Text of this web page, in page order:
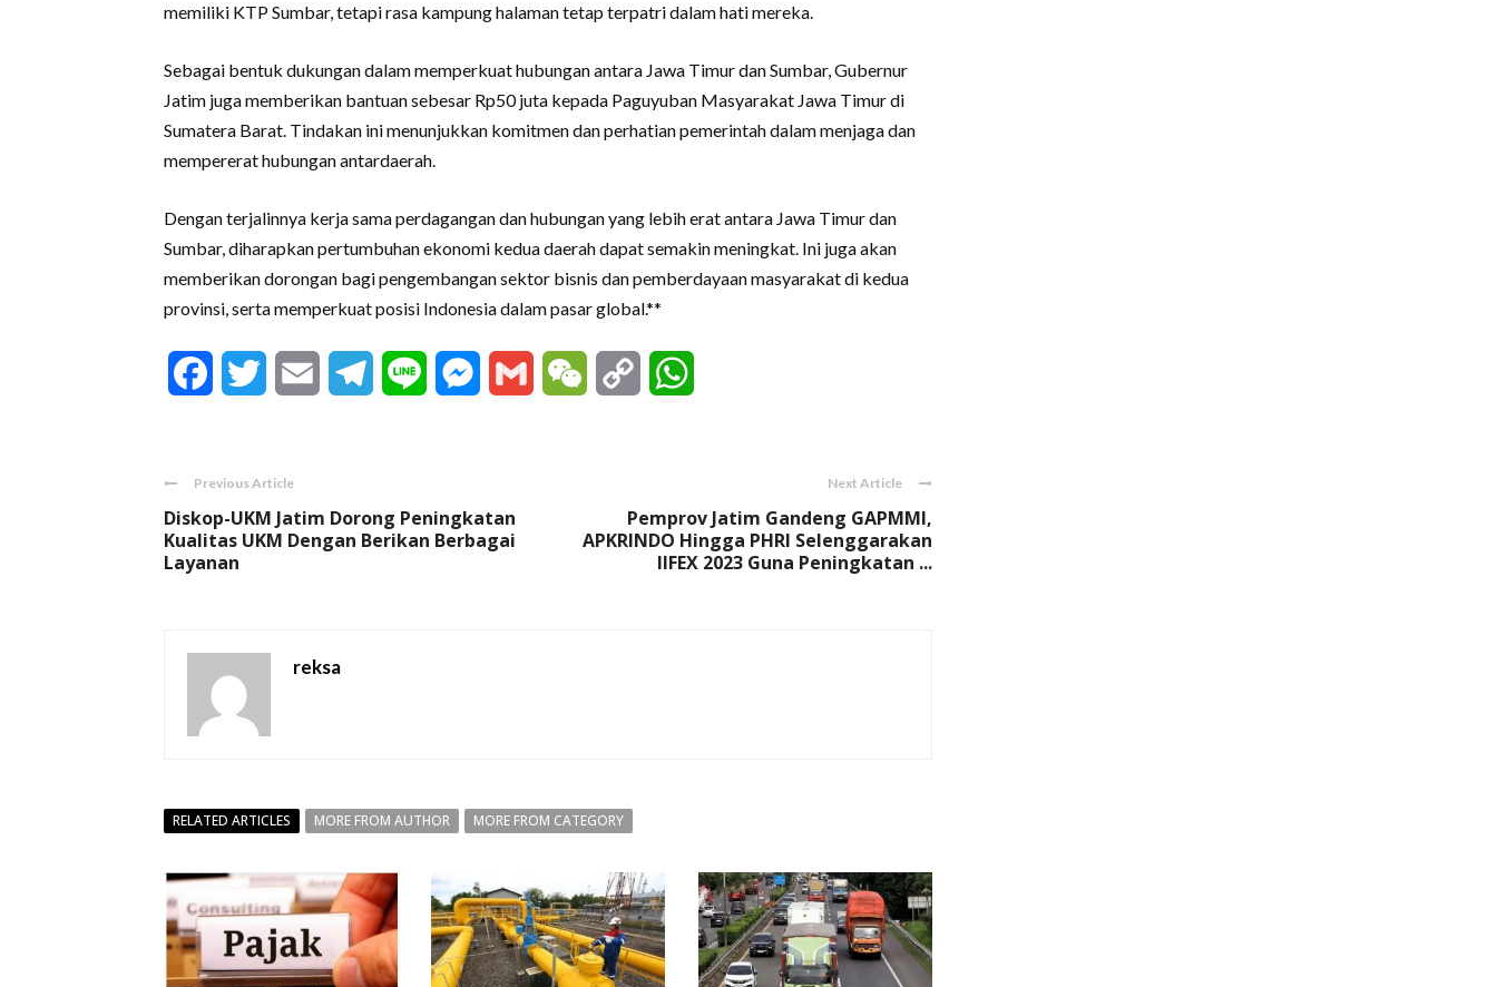
memiliki KTP Sumbar, tetapi rasa kampung halaman tetap terpatri dalam hati mereka.
Sebagai bentuk dukungan dalam memperkuat hubungan antara Jawa Timur dan Sumbar, Gubernur
Jatim juga memberikan bantuan sebesar Rp50 juta kepada Paguyuban Masyarakat Jawa Timur di
Sumatera Barat. Tindakan ini menunjukkan komitmen dan perhatian pemerintah dalam menjaga dan
mempererat hubungan antardaerah.
Dengan terjalinnya kerja sama perdagangan dan hubungan yang lebih erat antara Jawa Timur dan
Sumbar, diharapkan pertumbuhan ekonomi kedua daerah dapat semakin meningkat. Ini juga akan
memberikan dorongan bagi pengembangan sektor bisnis dan pemberdayaan masyarakat di kedua
provinsi, serta memperkuat posisi Indonesia dalam pasar global.**
FacebookTwitter Email Telegram
Line Messenger
Gmail WeChat Copy
Previous Article
Diskop-UKM Jatim Dorong Peningkatan
Kualitas UKM Dengan Berikan Berbagai
Layanan
Next Article
Pemprov Jatim Gandeng GAPMMI,
APKRINDO Hingga PHRI Selenggarakan
IIFEX 2023 Guna Peningkatan ...
reksa
RELATED ARTICLES MORE FROM AUTHOR MORE FROM CATEGORY